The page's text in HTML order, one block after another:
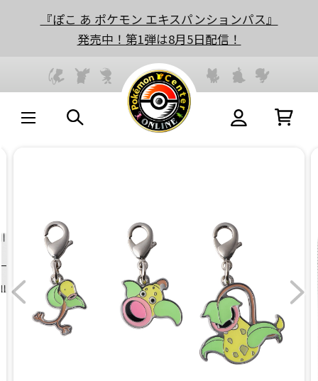
『ぽこ あ ポケモン エキスパンションパス』
発売中！第1弾は8月5日配信！